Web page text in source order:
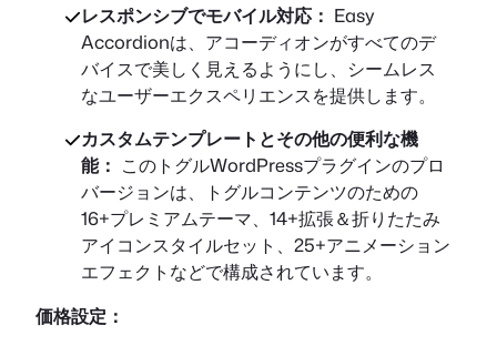
レスポンシブでモバイル対応： Easy
Accordionは、アコーディオンがすべてのデ
バイスで美しく見えるようにし、シームレス
なユーザーエクスペリエンスを提供します。
カスタムテンプレートとその他の便利な機
能： このトグルWordPressプラグインのプロ
バージョンは、トグルコンテンツのための
16+プレミアムテーマ、14+拡張＆折りたたみ
アイコンスタイルセット、25+アニメーション
エフェクトなどで構成されています。
価格設定：